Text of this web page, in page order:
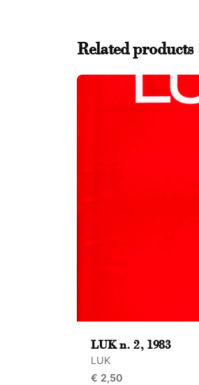
Related products
LUK n. 2, 1983
LUK
€ 2,50